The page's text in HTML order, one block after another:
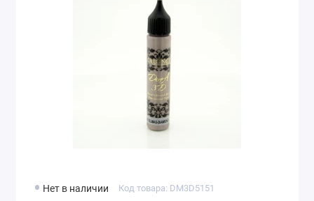
Нет в наличии Код товара: DM3D5151